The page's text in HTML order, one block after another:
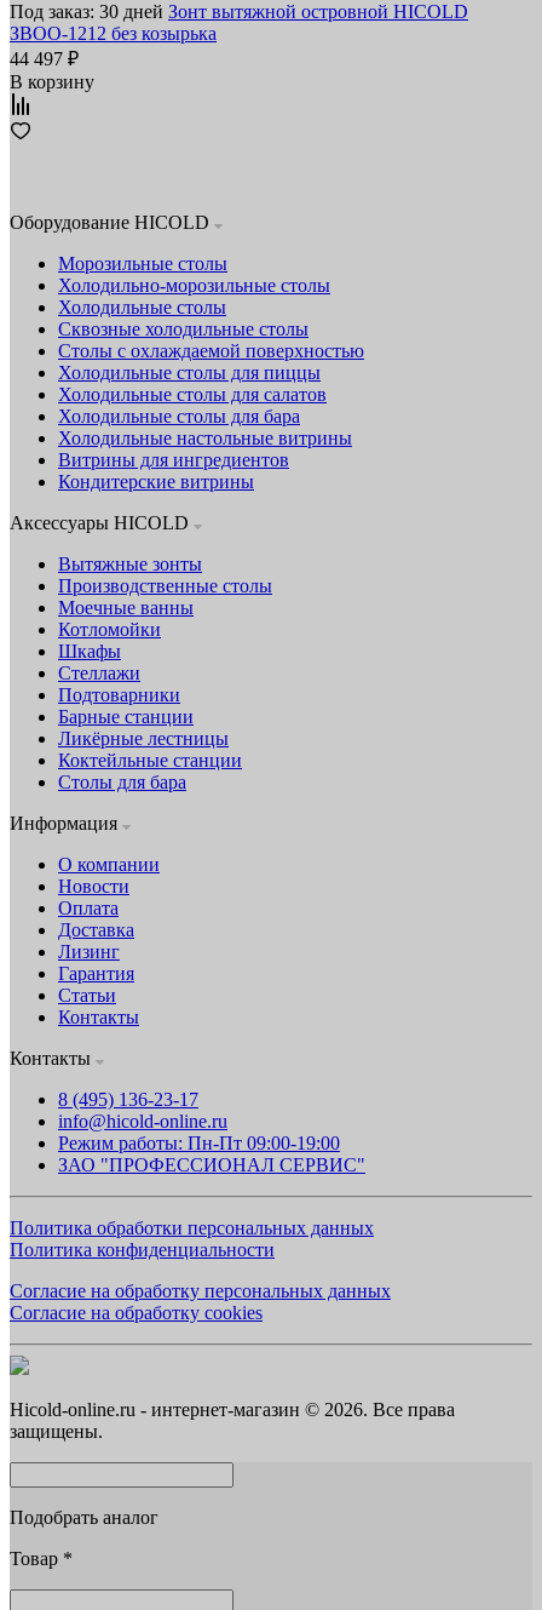
Под заказ: 30 дней Зонт вытяжной островной HICOLD
ЗВОО-1212 без козырька
44 497 ₽
В корзину
Оборудование HICOLD
Морозильные столы
Холодильно-морозильные столы
Холодильные столы
Сквозные холодильные столы
Столы с охлаждаемой поверхностью
Холодильные столы для пиццы
Холодильные столы для салатов
Холодильные столы для бара
Холодильные настольные витрины
Витрины для ингредиентов
Кондитерские витрины
Аксессуары HICOLD
Вытяжные зонты
Производственные столы
Моечные ванны
Котломойки
Шкафы
Стеллажи
Подтоварники
Барные станции
Ликёрные лестницы
Коктейльные станции
Столы для бара
Информация
О компании
Новости
Оплата
Доставка
Лизинг
Гарантия
Статьи
Контакты
Контакты
8 (495) 136-23-17
info@hicold-online.ru
Режим работы: Пн-Пт 09:00-19:00
ЗАО "ПРОФЕССИОНАЛ СЕРВИС"
Политика обработки персональных данных
Политика конфиденциальности
Согласие на обработку персональных данных
Согласие на обработку cookies
Hicold-online.ru - интернет-магазин © 2026. Все права
защищены.
Подобрать аналог
Товар *